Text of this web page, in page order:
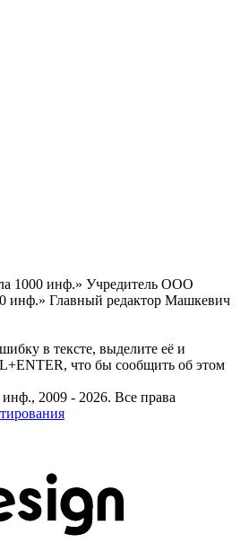
1000 инф.» Учредитель ООО
инф.» Главный редактор Машкевич
в тексте, выделите её и
что бы сообщить об этом
2009 - 2026. Все права